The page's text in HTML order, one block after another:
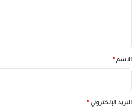
*الاسم*
البريد الإلكتروني*